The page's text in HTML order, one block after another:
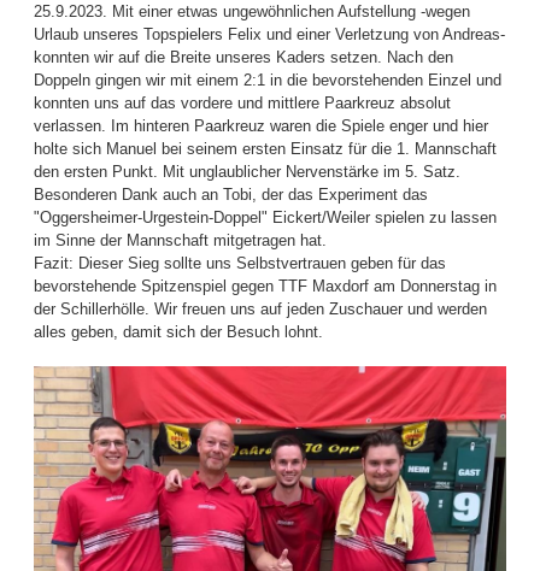
25.9.2023. Mit einer etwas ungewöhnlichen Aufstellung -wegen
Urlaub unseres Topspielers Felix und einer Verletzung von Andreas-
konnten wir auf die Breite unseres Kaders setzen. Nach den
Doppeln gingen wir mit einem 2:1 in die bevorstehenden Einzel und
konnten uns auf das vordere und mittlere Paarkreuz absolut
verlassen. Im hinteren Paarkreuz waren die Spiele enger und hier
holte sich Manuel bei seinem ersten Einsatz für die 1. Mannschaft
den ersten Punkt. Mit unglaublicher Nervenstärke im 5. Satz.
Besonderen Dank auch an Tobi, der das Experiment das
"Oggersheimer-Urgestein-Doppel" Eickert/Weiler spielen zu lassen
im Sinne der Mannschaft mitgetragen hat.
Fazit: Dieser Sieg sollte uns Selbstvertrauen geben für das
bevorstehende Spitzenspiel gegen TTF Maxdorf am Donnerstag in
der Schillerhölle. Wir freuen uns auf jeden Zuschauer und werden
alles geben, damit sich der Besuch lohnt.